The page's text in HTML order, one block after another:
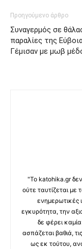
Προηγούμενο άρθρο
Συναγερμός σε
παραλίες της
Γέμισαν με μωβ
"Το katohika.gr
ούτε ταυτίζεται
ενημερωτικές
εγκυρότητα, την
δε φέρει
ασπάζεται βαθιά,
ως εκ τούτου,